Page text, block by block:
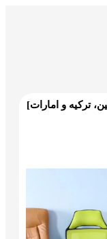
ترکیه و امارات]